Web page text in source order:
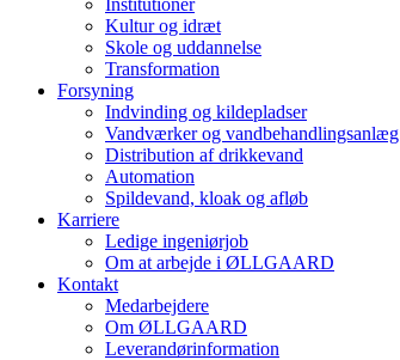
Kultur og idræt
Skole og uddannelse
Transformation
Forsyning
Indvinding og kildepladser
Vandværker og vandbehandlingsanlæg
Distribution af drikkevand
Automation
Spildevand, kloak og afløb
Karriere
Ledige ingeniørjob
Om at arbejde i ØLLGAARD
Kontakt
Medarbejdere
Om ØLLGAARD
Leverandørinformation